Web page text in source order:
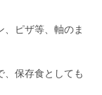
ピザ等、軸のま
、保存食としても